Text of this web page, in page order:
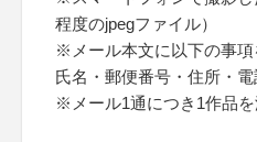
程度のjpegファイル）
※メール本文に以下の事項
氏名・郵便番号・住所・
※メール1通につき1作品を